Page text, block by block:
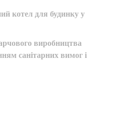
котел для будинку у
виробництва
санітарних вимог і